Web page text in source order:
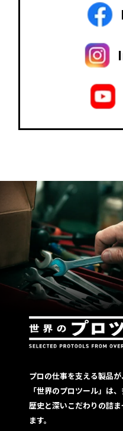
プロの仕事を支える製品が
「世界のプロツール」は
歴史と深いこだわりの詰
ます。